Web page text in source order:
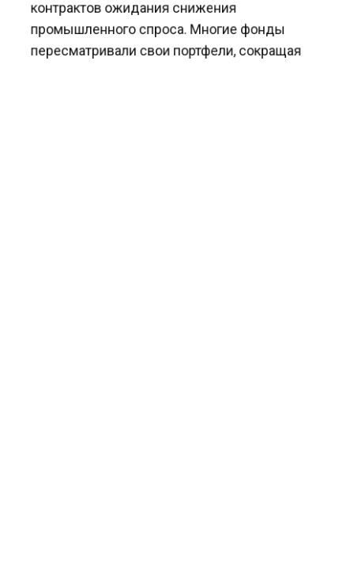
контрактов ожидания снижения
промышленного спроса. Многие фонды
пересматривали свои портфели, сокращая